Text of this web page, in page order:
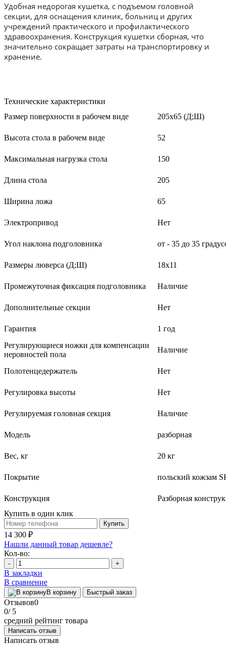
Удобная недорогая кушетка, с подъемом головной
секции, для оснащения клиник, больниц и других
учреждений практического и профилактического
здравоохранения. Конструкция кушетки сборная, что
значительно сокращает затраты на транспортировку и
хранение.
Технические характеристики
Размер поверхности в рабочем виде
205х65 (Д;Ш)
Высота стола в рабочем виде 52
Максимальная нагрузка стола 150
Длина стола 205
Ширина ложа 65
Электропривод Нет
Угол наклона подголовника от - 35 до 35
Размеры люверса (Д;Ш) 18х11
Промежуточная фиксация подголовника Наличие
Дополнительные секции Нет
Гарантия
1 год
Регулирующиеся ножки для компенсации
неровностей пола
Наличие
Полотенцедержатель Нет
Регулировка высоты Нет
Регулируемая головная секция Наличие
Модель разборная
Вес, кг 20 кг
Покрытие польский кожзам
Конструкция
Разборная
Купить в один клик
Купить
14 300 ₽
Нашли данный товар дешевле?
Кол-во:
- +
В закладки
В сравнение
В корзину Быстрый заказ
Отзывов0
0/ 5
средний рейтинг товара
Написать отзыв
Написать отзыв